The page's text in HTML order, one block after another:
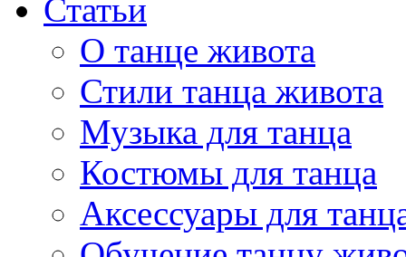
Статьи
О танце живота
Стили танца живота
Музыка для танца
Костюмы для танца
Аксессуары для